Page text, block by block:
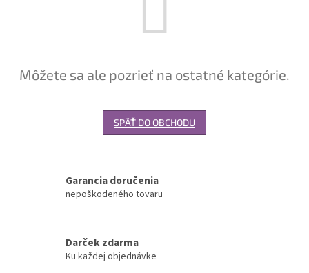
Môžete sa ale pozrieť na ostatné kategórie.
SPÄŤ DO OBCHODU
Garancia doručenia
nepoškodeného tovaru
Darček zdarma
Ku každej objednávke